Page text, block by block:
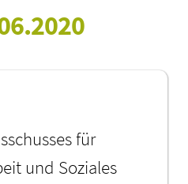
für
und Soziales